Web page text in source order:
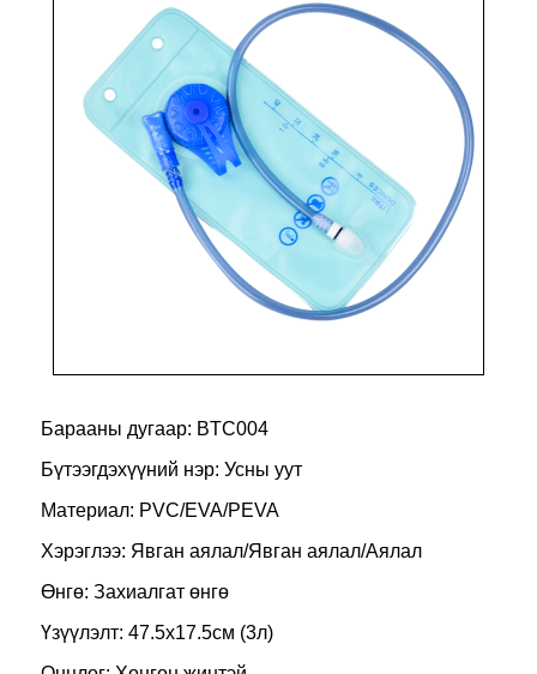
Барааны дугаар: BTC004
Бүтээгдэхүүний нэр: Усны уут
Материал: PVC/EVA/PEVA
Хэрэглээ: Явган аялал/Явган аялал/Аялал
Өнгө: Захиалгат өнгө
Үзүүлэлт: 47.5x17.5см (3л)